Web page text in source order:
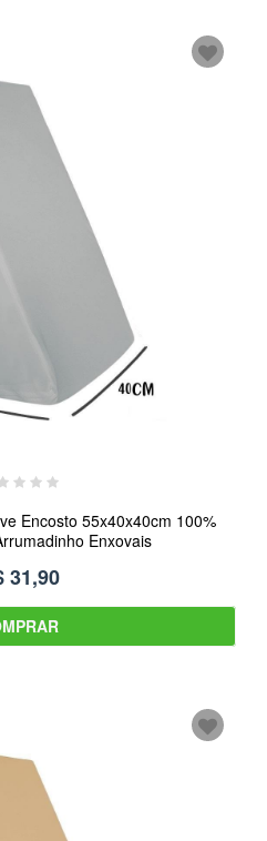
Encosto 55x40x40cm 100%
Enxovais
31,90